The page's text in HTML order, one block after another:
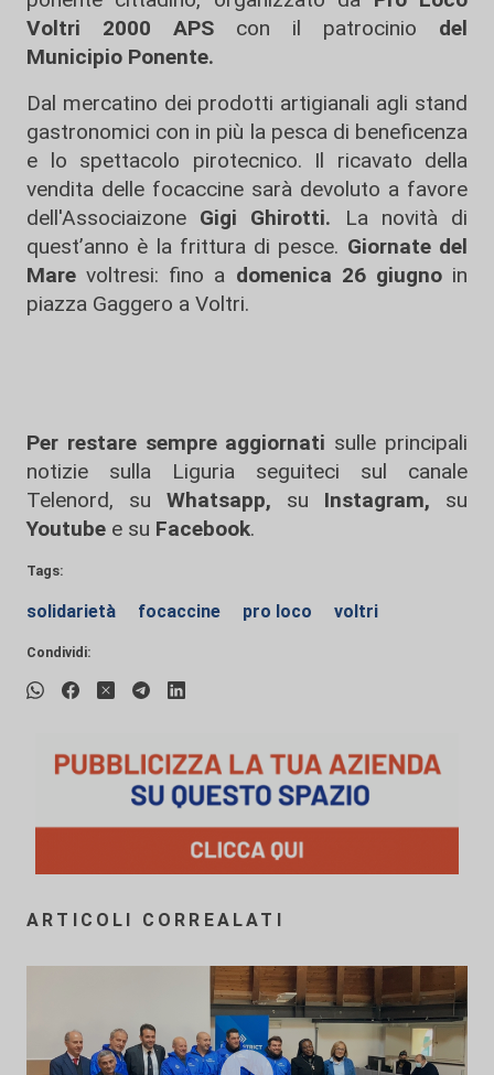
Voltri 2000 APS con il patrocinio del
Municipio Ponente.
Dal mercatino dei prodotti artigianali agli stand
gastronomici con in più la pesca di beneficenza
e lo spettacolo pirotecnico. Il ricavato della
vendita delle focaccine sarà devoluto a favore
dell'Associaizone Gigi Ghirotti.
La novità di
quest’anno è la frittura di pesce. Giornate del
Mare voltresi: fino a domenica 26 giugnoin
piazza Gaggero a Voltri.
Per restare sempre aggiornati sulle principali
notizie sulla Liguria seguiteci sul canale
Telenord, su
Whatsapp, su Instagram, su
Youtube e su Facebook.
Tags:
solidarietà focaccine pro loco voltri
Condividi:
ARTICOLI CORREALATI